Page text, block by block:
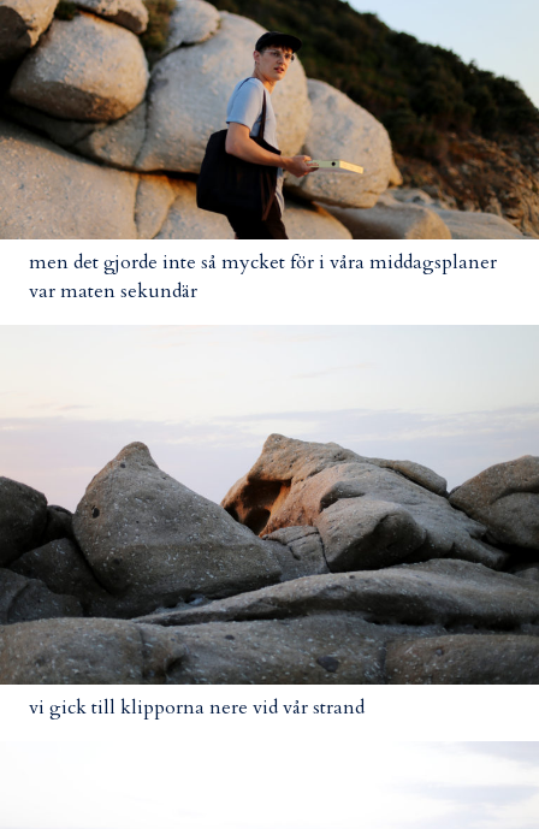
men det gjorde inte så mycket för i våra middagsplaner
var maten sekundär
vi gick till klipporna nere vid vår strand